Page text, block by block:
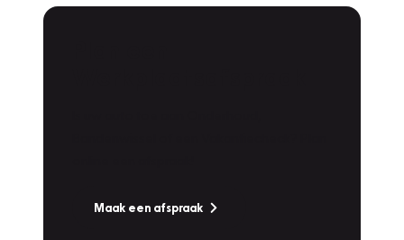
Maak een afspraak